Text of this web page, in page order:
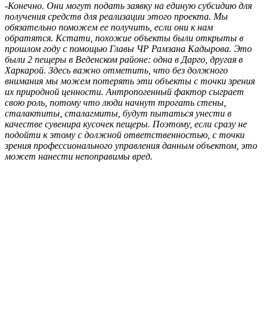
-Конечно. Они могут подать заявку на единую субсидию для
получения средств для реализации этого проекта. Мы
обязательно поможем ее получить, если они к нам
обратятся. Кстати, похожие объекты были открыты в
прошлом году с помощью Главы ЧР Рамзана Кадырова. Это
были 2 пещеры в Веденском районе: одна в Дарго, другая в
Харкарой. Здесь важно отметить, что без должного
внимания мы можем потерять эти объекты с точки зрения
их природной ценности. Антропогенный фактор сыграет
свою роль, потому что люди начнут трогать стены,
сталактиты, сталагмиты, будут пытаться унести в
качестве сувенира кусочек пещеры. Поэтому, если сразу не
подойти к этому с должной ответственностью, с точки
зрения профессионального управления данным объектом, это
может нанести непоправимы вред.